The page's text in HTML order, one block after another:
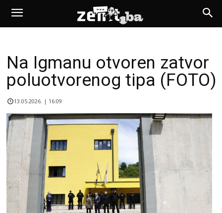
Na Igmanu otvoren zatvor
poluotvorenog tipa (FOTO)
13.05.2026. | 16:09